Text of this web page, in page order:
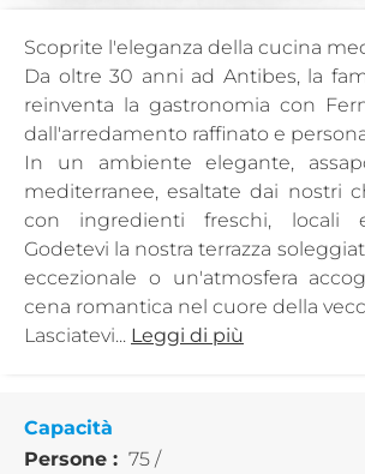
Scoprite l'eleganza della cucina
Da oltre 30 anni ad Antibes, la
reinventa la gastronomia con
dall'arredamento raffinato e
In un ambiente elegante,
mediterranee, esaltate dai nostri
con ingredienti freschi, locali
Godetevi la nostra terrazza
eccezionale o un'atmosfera
cena romantica nel cuore della
Lasciatevi... Leggi di più
Capacità
Persone : 75 /